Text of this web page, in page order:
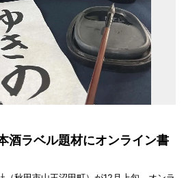
酒ラベル題材にオンライン書